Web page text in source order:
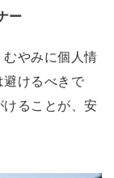
ー
やみに個人情
けるべきで
ることが、安